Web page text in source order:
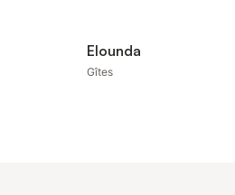
Elounda
Gîtes